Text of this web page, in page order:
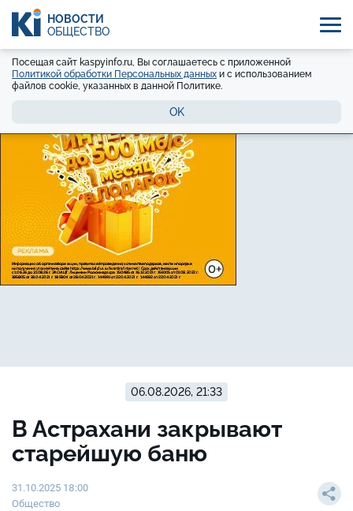
НОВОСТИ
ОБЩЕСТВО
Посещая сайт kaspyinfo.ru, Вы соглашаетесь с приложенной
Политикой обработки Персональных данных и с использованием
файлов cookie, указанных в данной Политике.
OK
06.08.2026, 21:33
В Астрахани закрывают
старейшую баню
31.10.2025 18:00
Общество